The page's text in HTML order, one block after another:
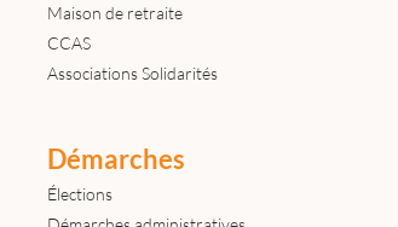
Maison de retraite
CCAS
Associations Solidarités
Démarches
Élections